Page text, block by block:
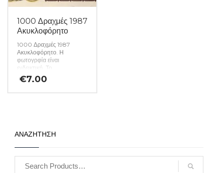
1000 Δραχμές 1987
Ακυκλοφόρητο
1000 Δραχμές 1987
Ακυκλοφόρητο. Η
φωτογρφία είναι
ενδεικτική. Το
χαρτονόμισμα που θα σας
αποσταλεί θα είναι σε
€7.00
ΑΝΑΖΗΤΗΣΗ